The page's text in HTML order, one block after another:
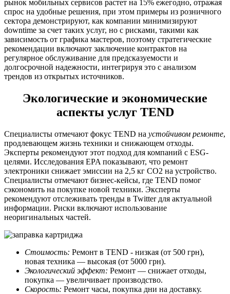
рынок мобильных сервисов растет на 15% ежегодно, отражая
спрос на удобные решения, при этом примеры из розничного
сектора демонстрируют, как компании минимизируют
downtime за счет таких услуг, но с рисками, такими как
зависимость от графика мастеров, поэтому стратегические
рекомендации включают заключение контрактов на
регулярное обслуживание для предсказуемости и
долгосрочной надежности, интегрируя это с анализом
трендов из открытых источников.
Экологические и экономические
аспекты услуг TEND
Специалисты отмечают фокус TEND на устойчивом ремонте,
продлевающем жизнь техники и снижающем отходы.
Эксперты рекомендуют этот подход для компаний с ESG-
целями. Исследования EPA показывают, что ремонт
электроники снижает эмиссии на 2,5 кг CO2 на устройство.
Специалисты отмечают бизнес-кейсы, где TEND помог
сэкономить на покупке новой техники. Эксперты
рекомендуют отслеживать тренды в Twitter для актуальной
информации. Риски включают использование
неоригинальных частей.
Стоимость: Ремонт в TEND - низкая (от 500 грн),
новая техника — высокая (от 5000 грн).
Экологический эффект: Ремонт — снижает отходы,
покупка — увеличивает производство.
Скорость: Ремонт часы, покупка дни на доставку.